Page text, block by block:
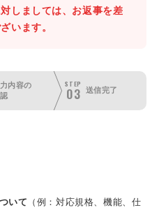
しましては、お返事を差
います。
内容の
STEP
03 送信完了
いて （例：対応規格、機能、仕